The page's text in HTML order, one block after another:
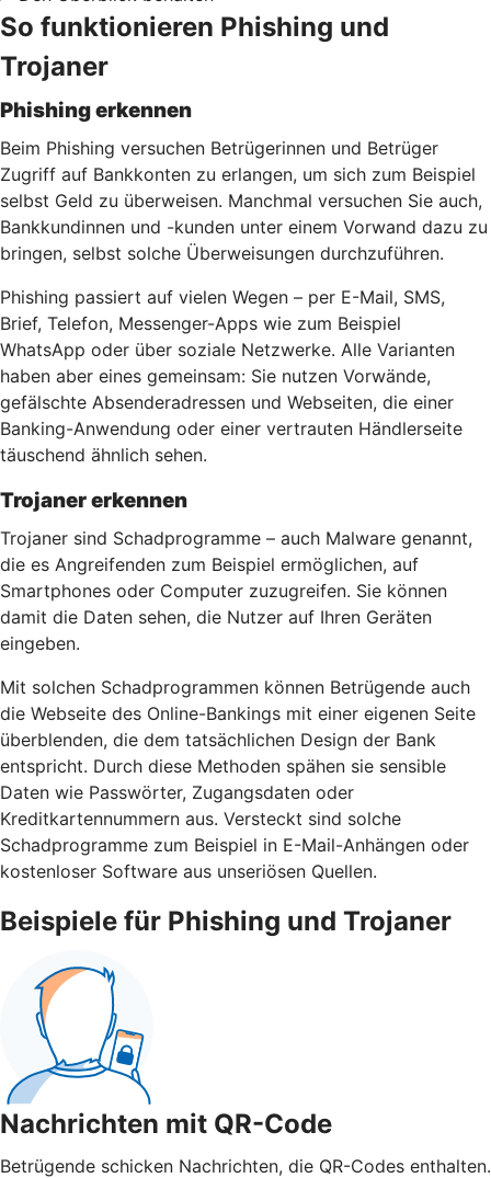
So funktionieren Phishing und
Trojaner
Phishing erkennen
Beim Phishing versuchen Betrügerinnen und Betrüger
Zugriff auf Bankkonten zu erlangen, um sich zum Beispiel
selbst Geld zu überweisen. Manchmal versuchen Sie auch,
Bankkundinnen und -kunden unter einem Vorwand dazu zu
bringen, selbst solche Überweisungen durchzuführen.
Phishing passiert auf vielen Wegen – per E-Mail, SMS,
Brief, Telefon, Messenger-Apps wie zum Beispiel
WhatsApp oder über soziale Netzwerke. Alle Varianten
haben aber eines gemeinsam: Sie nutzen Vorwände,
gefälschte Absenderadressen und Webseiten, die einer
Banking-Anwendung oder einer vertrauten Händlerseite
täuschend ähnlich sehen.
Trojaner erkennen
Trojaner sind Schadprogramme – auch Malware genannt,
die es Angreifenden zum Beispiel ermöglichen, auf
Smartphones oder Computer zuzugreifen. Sie können
damit die Daten sehen, die Nutzer auf Ihren Geräten
eingeben.
Mit solchen Schadprogrammen können Betrügende auch
die Webseite des Online-Bankings mit einer eigenen Seite
überblenden, die dem tatsächlichen Design der Bank
entspricht. Durch diese Methoden spähen sie sensible
Daten wie Passwörter, Zugangsdaten oder
Kreditkartennummern aus. Versteckt sind solche
Schadprogramme zum Beispiel in E-Mail-Anhängen oder
kostenloser Software aus unseriösen Quellen.
Beispiele für Phishing und Trojaner
Nachrichten mit QR-Code
Betrügende schicken Nachrichten, die QR-Codes enthalten.